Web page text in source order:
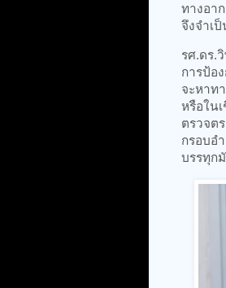
ทางอา
จึงจำเ
รศ.ดร.
การป้อ
จะหาท
หรือใน
ตรวจต
กรอบอ
บรรทุก